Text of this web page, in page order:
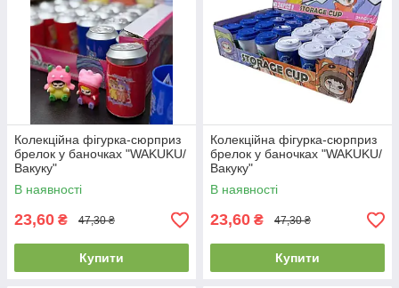
Колекційна фігурка-сюрприз
брелок у баночках "WAKUKU/
Вакуку"
В наявності
23,60 ₴ 47,30 ₴
Купити
Колекційна фігурка-сюрприз
брелок у баночках "WAKUKU/
Вакуку"
В наявності
23,60 ₴ 47,30 ₴
Купити